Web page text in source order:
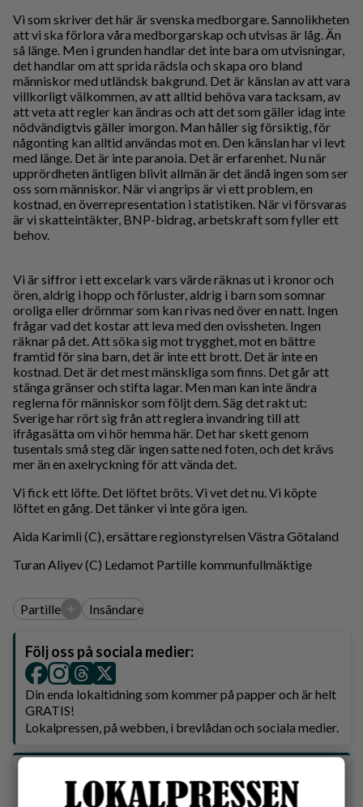
Vi som skriver det här är svenska medborgare. Sannolikheten
att vi ska förlora våra medborgarskap och utvisas är låg. Än
så länge. Men i grunden handlar det inte bara om utvisningar,
det handlar om att sprida rädsla och skapa oro bland
människor med utländsk bakgrund. Det är känslan av att vara
villkorligt välkommen, av att alltid behöva vara tacksam, av
att veta att regler kan ändras och att det som gäller idag inte
nödvändigtvis gäller imorgon. Man håller sig försiktig, för
någonting kan alltid användas mot en. Den känslan har vi levt
med länge. Det är inte paranoia. Det är erfarenhet. Nu när
upprördheten äntligen blivit allmän är det ändå ingen som ser
oss som människor. När vi angrips är vi ett problem, en
kostnad, en överrepresentation i statistiken. När vi försvaras
är vi skatteintäkter, BNP-bidrag, arbetskraft som fyller ett
behov.
Vi är siffror i ett excelark vars värde räknas ut i kronor och
ören, aldrig i hopp och förluster, aldrig i barn som somnar
oroliga eller drömmar som kan rivas ned över en natt. Ingen
frågar vad det kostar att leva med den ovissheten. Ingen
räknar på det. Att söka sig mot trygghet, mot en bättre
framtid för sina barn, det är inte ett brott. Det är inte en
kostnad. Det är det mest mänskliga som finns. Det går att
stänga gränser och stifta lagar. Men man kan inte ändra
reglerna för människor som följt dem. Säg det rakt ut:
Sverige har rört sig från att reglera invandring till att
ifrågasätta om vi hör hemma här. Det har skett genom
tusentals små steg där ingen satte ned foten, och det krävs
mer än en axelryckning för att vända det.
Vi fick ett löfte. Det löftet bröts. Vi vet det nu. Vi köpte
löftet en gång. Det tänker vi inte göra igen.
Aida Karimli (C), ersättare regionstyrelsen Västra Götaland
Turan Aliyev (C) Ledamot Partille kommunfullmäktige
Partille + Insändare
Följ oss på sociala medier:
Din enda lokaltidning som kommer på papper och är helt
GRATIS!
Lokalpressen, på webben, i brevlådan och sociala medier.